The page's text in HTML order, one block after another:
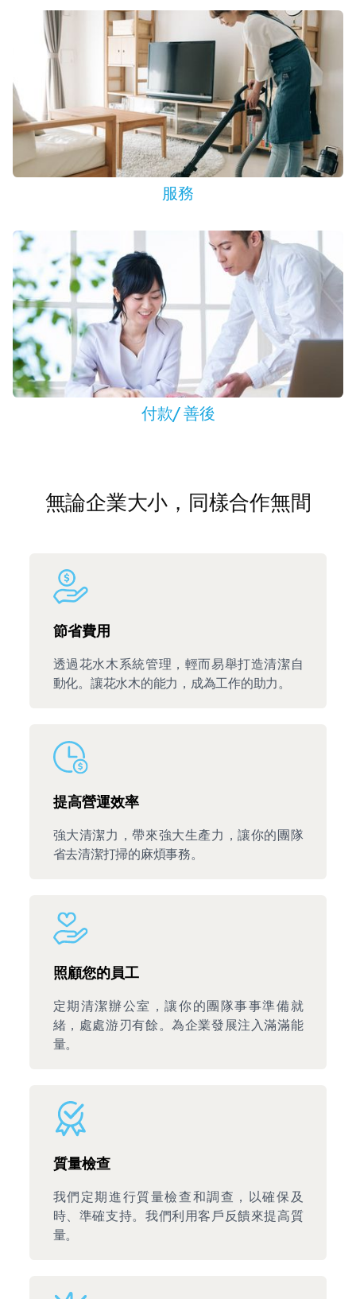
服務
付款/ 善後
無論企業大小，同樣合作無間
節省費用
透過花水木系統管理，輕而易舉打造清潔自
動化。讓花水木的能力，成為工作的助力。
提高營運效率
強大清潔力，帶來強大生產力，讓你的團隊
省去清潔打掃的麻煩事務。
照顧您的員工
定期清潔辦公室，讓你的團隊事事準備就
緒，處處游刃有餘。為企業發展注入滿滿能
量。
質量檢查
我們定期進行質量檢查和調查，以確保及
時、準確支持。我們利用客戶反饋來提高質
量。